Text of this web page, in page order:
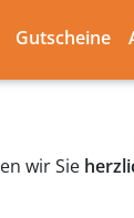
Gutscheine
wir Sie